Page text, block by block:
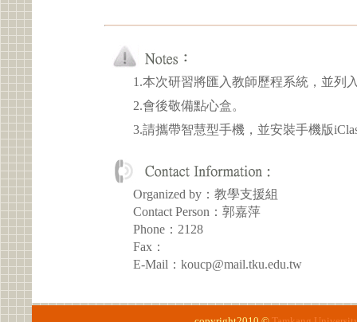
1.本次研習將匯入教師歷程系統，並列
2.會後敬備點心盒。
3.請攜帶智慧型手機，並安裝手機版
Organized by：教學支援組
Contact Person：郭嘉萍
Phone：2128
Fax：
E-Mail：koucp@mail.tku.edu.tw